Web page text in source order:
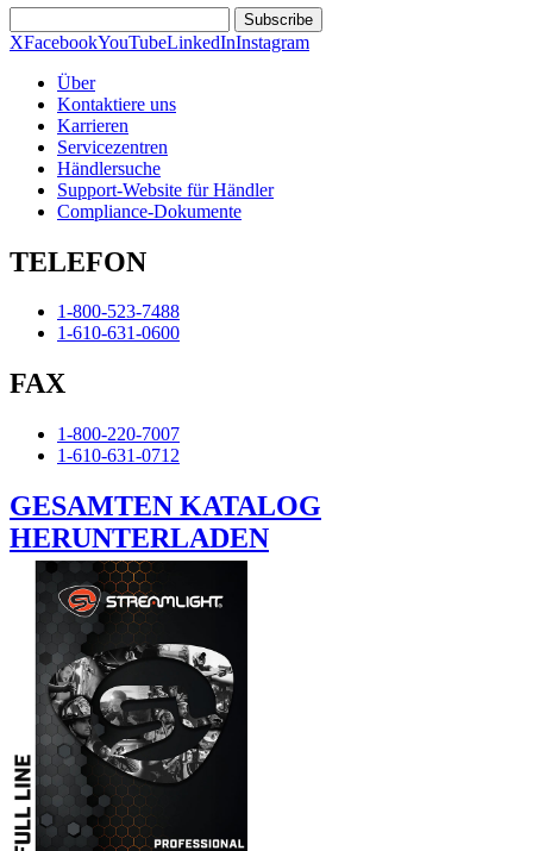
Subscribe
XFacebookYouTubeLinkedInInstagram
Über
Kontaktiere uns
Karrieren
Servicezentren
Händlersuche
Support-Website für Händler
Compliance-Dokumente
TELEFON
1-800-523-7488
1-610-631-0600
FAX
1-800-220-7007
1-610-631-0712
GESAMTEN KATALOG
HERUNTERLADEN